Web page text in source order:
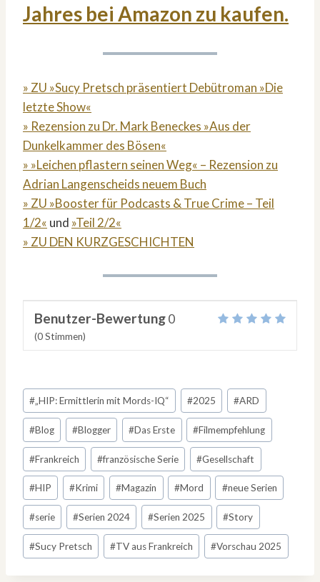
Jahres bei Amazon zu kaufen.
» ZU »Sucy Pretsch präsentiert Debütroman »Die
letzte Show«
» Rezension zu Dr. Mark Beneckes »Aus der
Dunkelkammer des Bösen«
» »Leichen pflastern seinen Weg« – Rezension zu
Adrian Langenscheids neuem Buch
» ZU »Booster für Podcasts & True Crime – Teil
1/2« und »Teil 2/2«
» ZU DEN KURZGESCHICHTEN
Benutzer-Bewertung0
(0Stimmen)
Schlagworte:
#„HIP: Ermittlerin mit Mords-IQ“ #2025 #ARD
#Blog #Blogger #Das Erste #Filmempfehlung
#Frankreich #französische Serie #Gesellschaft
#HIP #Krimi #Magazin #Mord #neue Serien
#serie #Serien 2024 #Serien 2025 #Story
#Sucy Pretsch #TV aus Frankreich #Vorschau 2025